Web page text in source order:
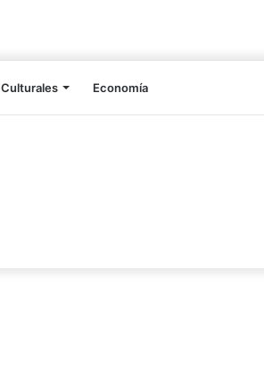
Culturales Economía